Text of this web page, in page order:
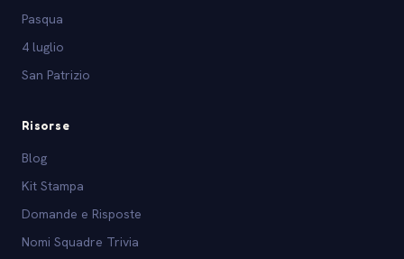
Pasqua
4 luglio
San Patrizio
Risorse
Blog
Kit Stampa
Domande e Risposte
Nomi Squadre Trivia